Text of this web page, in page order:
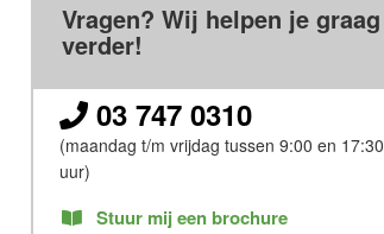
Vragen? Wij helpen je graag
verder!
03 747 0310
(maandag t/m vrijdag tussen 9:00 en 17:30
uur)
Stuur mij een brochure